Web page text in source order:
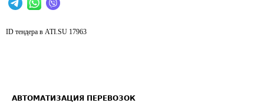
ID тендера в ATI.SU 17963
АВТОМАТИЗАЦИЯ ПЕРЕВОЗОК